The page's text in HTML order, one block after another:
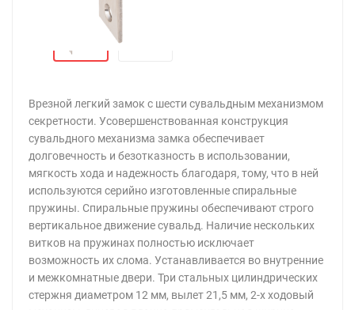
Врезной легкий замок с шести сувальдным механизмом
секретности. Усовершенствованная конструкция
сувальдного механизма замка обеспечивает
долговечность и безотказность в использовании,
мягкость хода и надежность благодаря, тому, что в ней
используются серийно изготовленные спиральные
пружины. Спиральные пружины обеспечивают строго
вертикальное движение сувальд. Наличие нескольких
витков на пружинах полностью исключает
возможность их слома. Устанавливается во внутренние
и межкомнатные двери. Три стальных цилиндрических
стержня диаметром 12 мм, вылет 21,5 мм, 2-х ходовый